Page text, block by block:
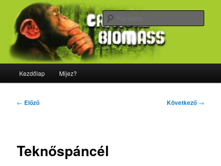
elsődleges
tartalomraCriticalBiomass
Majdnem minden, ami biológia
Kezdőlap Mijez?
Bejegyzés
← Előző Következő →
Teknőspáncél